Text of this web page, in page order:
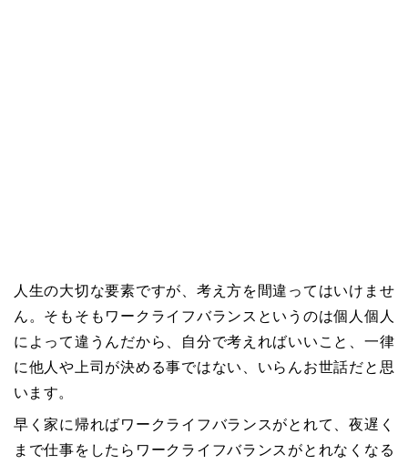
人生の大切な要素ですが、考え方を間違ってはいけませ
ん。そもそもワークライフバランスというのは個人個人
によって違うんだから、自分で考えればいいこと、一律
に他人や上司が決める事ではない、いらんお世話だと思
います。
早く家に帰ればワークライフバランスがとれて、夜遅く
まで仕事をしたらワークライフバランスがとれなくなる